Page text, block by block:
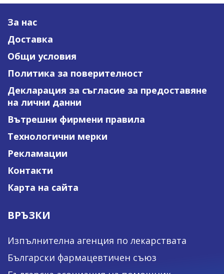
За нас
Доставка
Общи условия
Политика за поверителност
Декларация за съгласие за предоставяне
на лични данни
Вътрешни фирмени правила
Технологични мерки
Рекламации
Контакти
Карта на сайта
ВРЪЗКИ
Изпълнителна агенция по лекарствата
Български фармацевтичен съюз